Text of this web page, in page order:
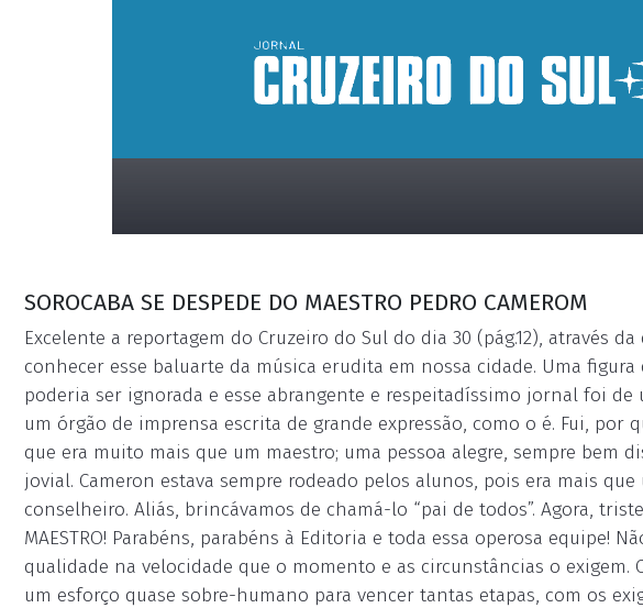
placeholder
SOROCABA SE DESPEDE DO MAESTRO PEDRO CAMEROM
Excelente a reportagem do Cruzeiro do Sul do dia 30 (pág.12), através
conhecer esse baluarte da música erudita em nossa cidade. Uma figura
poderia ser ignorada e esse abrangente e respeitadíssimo jornal foi de
um órgão de imprensa escrita de grande expressão, como o é. Fui, por
que era muito mais que um maestro; uma pessoa alegre, sempre bem
jovial. Cameron estava sempre rodeado pelos alunos, pois era mais
conselheiro. Aliás, brincávamos de chamá-lo “pai de todos”. Agora,
MAESTRO! Parabéns, parabéns à Editoria e toda essa operosa equipe!
qualidade na velocidade que o momento e as circunstâncias o exigem.
um esforço quase sobre-humano para vencer tantas etapas, com os